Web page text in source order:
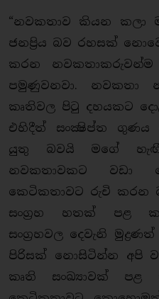
“නවකතාව කියන කලා
ජනප්‍රිය බව රහසක්
කරන නවකතාකරුවන්ම
පමුණුවනවා. නවකතා
කෘතිවල පිටු දහයකට
එහිදීත් සංක්‍ෂිප්ත ගුණය
යුතු බවයි මගේ
නවකතාවකට වඩා
කෙටිකතාවට රුචි කරන
සංග්‍රහ හතක් පළ
සංග්‍රහවල දෙවැනි
පිරිසක් නොසිටින්න අපි
කෘති සංඛ්‍යාවක් පළ